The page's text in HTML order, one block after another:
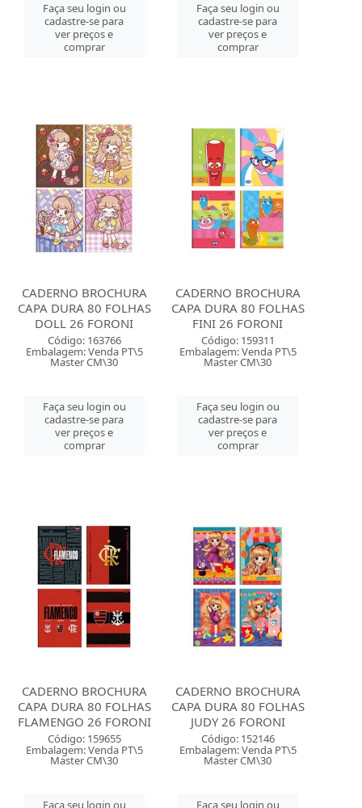
Faça seu login ou
cadastre-se para
ver preços e
comprar
Faça seu login ou
cadastre-se para
ver preços e
comprar
CADERNO BROCHURA
CAPA DURA 80 FOLHAS
DOLL 26 FORONI
Código: 163766
Embalagem: Venda PT\5
Master CM\30
Faça seu login ou
cadastre-se para
ver preços e
comprar
CADERNO BROCHURA
CAPA DURA 80 FOLHAS
FINI 26 FORONI
Código: 159311
Embalagem: Venda PT\5
Master CM\30
Faça seu login ou
cadastre-se para
ver preços e
comprar
CADERNO BROCHURA
CAPA DURA 80 FOLHAS
FLAMENGO 26 FORONI
Código: 159655
Embalagem: Venda PT\5
Master CM\30
Faça seu login ou
CADERNO BROCHURA
CAPA DURA 80 FOLHAS
JUDY 26 FORONI
Código: 152146
Embalagem: Venda PT\5
Master CM\30
Faça seu login ou